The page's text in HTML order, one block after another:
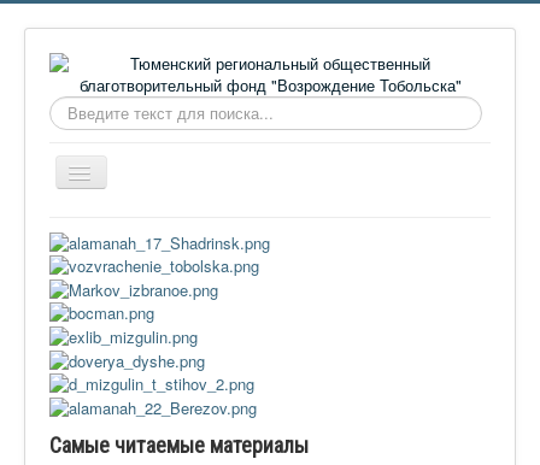
Искать...
Включить/
выключить
Главная
О фонде
Онлайн библиотека
Видеоматериалы
Контакты
Сайт проекта Достоевский
Самые читаемые материалы